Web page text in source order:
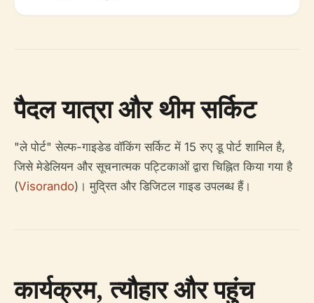
पैदल यात्रा और थीम सर्किट
"ले पोर्ट" सेल्फ-गाइडेड वॉकिंग सर्किट में 15 रुए डू पोर्ट शामिल है,
जिसे मेडेलियन और सूचनात्मक पट्टिकाओं द्वारा चिह्नित किया गया है
(Visorando)। मुद्रित और डिजिटल गाइड उपलब्ध हैं।
कार्यक्रम, त्यौहार और पहुंच